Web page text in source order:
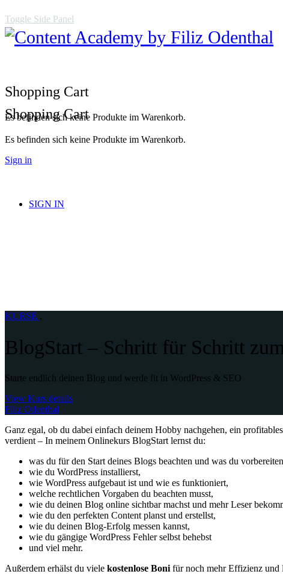
Toggle Side Panel
Shopping Cart
Es befinden sich keine Produkte im Warenkorb.
Sign in
Shopping Cart
Es befinden sich keine Produkte im Warenkorb.
SIGN IN
KURSE ,
BlogStart – Schritt für Schritt
Starte endlich deinen Blog und werde fit in WordPress & SEO
View Kurs details
Filiz Odenthal
Ganz egal, ob du dabei einfach deinem Hobby nachgehen, ein
verdient – In meinem Onlinekurs BlogStart lernst du:
was du für den Start deines Blogs beachten und was du
wie du WordPress installierst,
wie WordPress aufgebaut ist und wie es funktioniert,
welche rechtlichen Vorgaben du beachten musst,
wie du deinen Blog online sichtbar machst und mehr Leser
wie du den perfekten Content planst und erstellst,
wie du deinen Blog-Erfolg messen kannst,
wie du gängige WordPress Fehler selbst behebst
und viel mehr.
Außerdem erhälst du viele kostenlose Boni für noch mehr Effizienz